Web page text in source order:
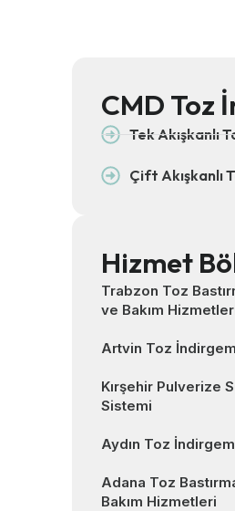
CMD Toz
Tek Akışkanlı
Çift Akışkanlı
Hizmet
Trabzon Toz
ve Bakım
Artvin Toz
Kırşehir Pulverize
Sistemi
Aydın Toz
Adana Toz
Bakım Hizmetleri